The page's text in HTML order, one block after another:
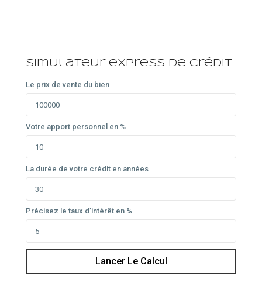
Simulateur express de crédit
Le prix de vente du bien
Votre apport personnel en %
La durée de votre crédit en années
Précisez le taux d’intérêt en %
Lancer Le Calcul